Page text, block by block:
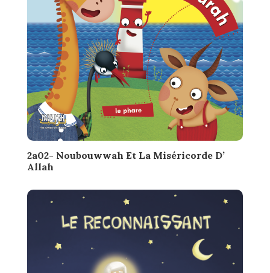
2a02- Noubouwwah Et La Miséricorde D’
Allah